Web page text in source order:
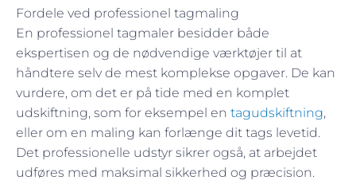
Fordele ved professionel tagmaling
En professionel tagmaler besidder både
ekspertisen og de nødvendige værktøjer til at
håndtere selv de mest komplekse opgaver. De kan
vurdere, om det er på tide med en komplet
udskiftning, som for eksempel en tagudskiftning,
eller om en maling kan forlænge dit tags levetid.
Det professionelle udstyr sikrer også, at arbejdet
udføres med maksimal sikkerhed og præcision.